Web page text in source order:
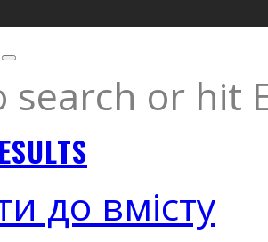
search or hit
до вмісту